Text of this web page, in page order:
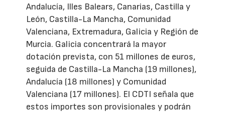
Andalucía, Illes Balears, Canarias, Castilla y
León, Castilla-La Mancha, Comunidad
Valenciana, Extremadura, Galicia y Región de
Murcia. Galicia concentrará la mayor
dotación prevista, con 51 millones de euros,
seguida de Castilla-La Mancha (19 millones),
Andalucía (18 millones) y Comunidad
Valenciana (17 millones). El CDTI señala que
estos importes son provisionales y podrán